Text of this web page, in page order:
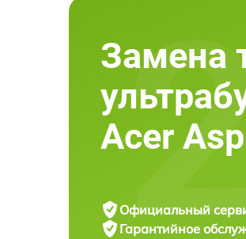
Замена
Acer
Официальный
Гарантийное